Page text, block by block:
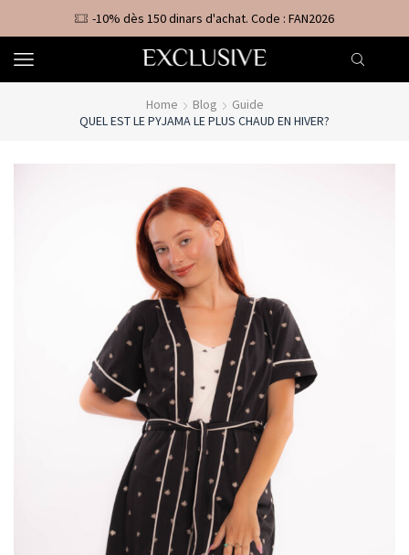
-10% dès 150 dinars d'achat. Code : FAN2026
Home Blog
Guide
QUEL EST LE PYJAMA LE PLUS CHAUD EN HIVER?